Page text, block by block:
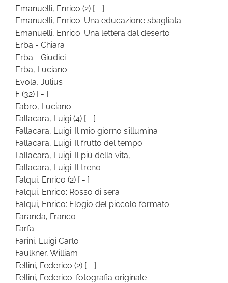
Emanuelli, Enrico (2) [ - ]
Emanuelli, Enrico: Una educazione sbagliata
Emanuelli, Enrico: Una lettera dal deserto
Erba - Chiara
Erba - Giudici
Erba, Luciano
Evola, Julius
F (32) [ - ]
Fabro, Luciano
Fallacara, Luigi (4) [ - ]
Fallacara, Luigi: Il mio giorno s’illumina
Fallacara, Luigi: Il frutto del tempo
Fallacara, Luigi: Il più della vita,
Fallacara, Luigi: Il treno
Falqui, Enrico (2) [ - ]
Falqui, Enrico: Rosso di sera
Falqui, Enrico: Elogio del piccolo formato
Faranda, Franco
Farfa
Farini, Luigi Carlo
Faulkner, William
Fellini, Federico (2) [ - ]
Fellini, Federico: fotografia originale